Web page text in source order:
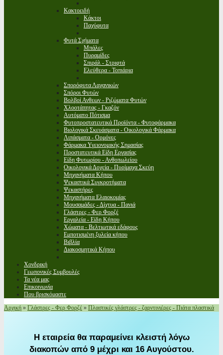
Κακτοειδή
Κάκτοι
Παχύφυτα
Φυτά Σχήματα
Μπάλες
Πυραμίδες
Σπιράλ - Στριφτά
Ελεύθερα - Τοπιάρια
Σπορόφυτα Λαχανικών
Σπόροι Φυτών
Βολβοί Ανθεων - Ριζώματα Φυτών
Χλοοτάπητας - Γκαζόν
Αυτόματο Πότισμα
Φυτοπροστατευτικά Προϊόντα - Φυτοφάρμακα
Βιολογικά Σκευάσματα - Οικολογικά Φάρμακα
Λιπάσματα - Ορμόνες
Φάρμακα Υγειονομικής Σημασίας
Προστατευτικά Είδη Εργασίας
Είδη Φυτωρίου - Ανθοπωλείου
Οικολογικά Δοχεία - Πυρίμαχα Σκεύη
Μηχανήματα Κήπου
Ψεκαστικά Συγκροτήματα
Ψεκαστήρες
Μηχανήματα Ελαιοκομίας
Μουσαμάδες - Δίχτυα - Πανιά
Γλάστρες - Φερ Φορζέ
Εργαλεία - Είδη Κήπου
Χώματα - Βελτιωτικά εδάφους
Εμποτισμένη ξυλεία κήπου
Βιβλία
Διακοσμητικά Κήπου
Χονδρική
Γεωπονικές Συμβουλές
Τα νέα μας
Επικοινωνία
Που βρισκόμαστε
Αρχική » Γλάστρες - Φερ Φορζέ » Πλαστικές γλάστρες - ζαρντινιέρες - Πιάτα πλαστικά
Η εταιρεία θα παραμείνει κλειστή λόγω
διακοπών από 9 μέχρι και 16 Αυγούστου.